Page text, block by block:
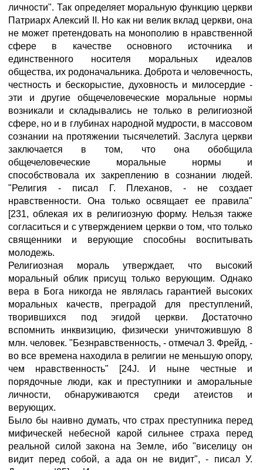
личности". Так определяет моральную функцию церкви
Патриарх Алексий II. Но как ни велик вклад церкви, она
не может претендовать на монополию в нравственной
сфере в качестве основного источника и
единственного носителя моральных идеалов
общества, их родоначальника. Доброта и человечность,
честность и бескорыстие, духовность и милосердие -
эти и другие общечеловеческие моральные нормы
возникали и складывались не только в религиозной
сфере, но и в глубинах народной мудрости, в массовом
сознании на протяжении тысячелетий. Заслуга церкви
заключается в том, что она обобщила
общечеловеческие моральные нормы и
способствовала их закреплению в сознании людей.
"Религия - писал Г. Плеханов, - не создает
нравственности. Она только освящает ее правила"
[231, облекая их в религиозную форму. Нельзя также
согласиться и с утверждением церкви о том, что только
священники и верующие способны воспитывать
молодежь.
Религиозная мораль утверждает, что высокий
моральный облик присущ только верующим. Однако
вера в Бога никогда не являлась гарантией высоких
моральных качеств, преградой для преступлений,
творившихся под эгидой церкви. Достаточно
вспомнить инквизицию, физически уничтожившую 8
млн. человек. "Безнравственность, - отмечал 3. Фрейд, -
во все времена находила в религии не меньшую опору,
чем нравственность" [24J. И ныне честные и
порядочные люди, как и преступники и аморальные
личности, обнаруживаются среди атеистов и
верующих.
Было бы наивно думать, что страх преступника перед
мифическей небесной карой сильнее страха перед
реальной силой закона на Земле, ибо "виселицу он
видит перед собой, а ада он не видит", - писал У.